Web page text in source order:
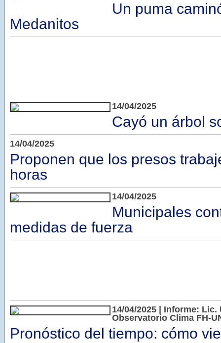
Un puma
Medanitos
14/04/2025
Cayó un árbol
14/04/2025
Proponen que los presos
horas
14/04/2025
Municipales
medidas de fuerza
14/04/2025 | Informe: Lic.
Observatorio Clima FH-
Pronóstico del tiempo: cómo